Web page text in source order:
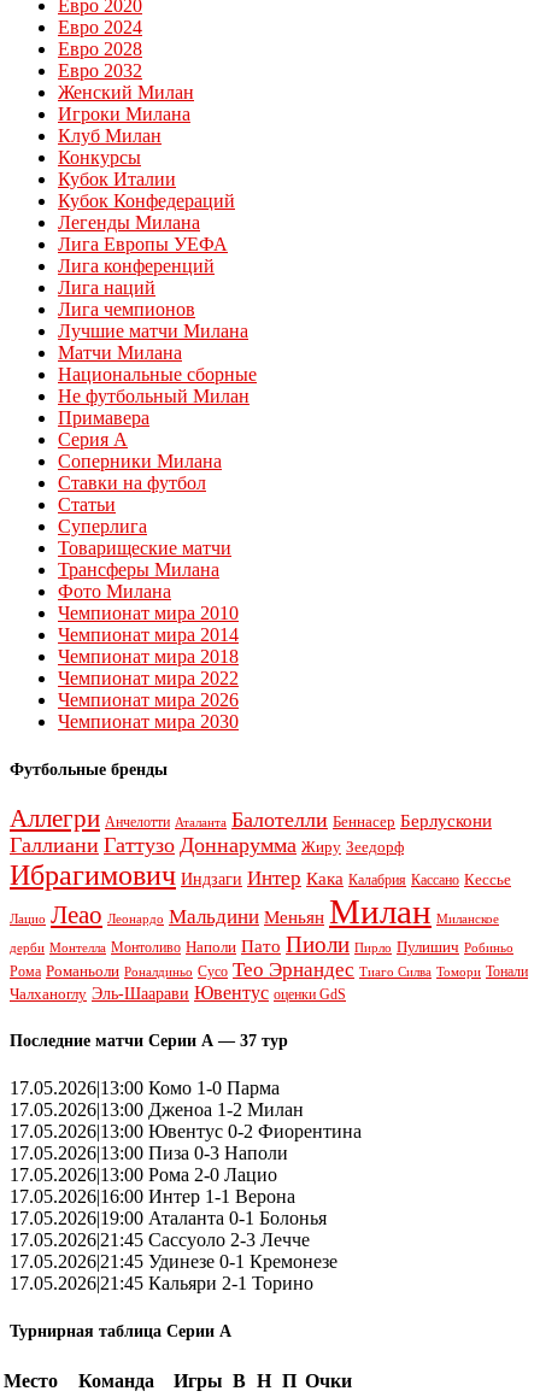
Евро 2020
Евро 2024
Евро 2028
Евро 2032
Женский Милан
Игроки Милана
Клуб Милан
Конкурсы
Кубок Италии
Кубок Конфедераций
Легенды Милана
Лига Европы УЕФА
Лига конференций
Лига наций
Лига чемпионов
Лучшие матчи Милана
Матчи Милана
Национальные сборные
Не футбольный Милан
Примавера
Серия А
Соперники Милана
Ставки на футбол
Статьи
Суперлига
Товарищеские матчи
Трансферы Милана
Фото Милана
Чемпионат мира 2010
Чемпионат мира 2014
Чемпионат мира 2018
Чемпионат мира 2022
Чемпионат мира 2026
Чемпионат мира 2030
Футбольные бренды
Аллегри Анчелотти Аталанта Балотелли Беннасер Берлускони
Галлиани Гаттузо Доннарумма Жиру Зеедорф
Ибрагимович Индзаги Интер Кака Калабрия Кассано Кессье
Лацио Леао Леонардо Мальдини Меньян Милан Миланское
дерби Монтелла Монтоливо Наполи Пато Пиоли Пирло Пулишич Робиньо
Рома Романьоли Роналдиньо Сусо Тео Эрнандес Тиаго Силва Томори Тонали
Чалханоглу Эль-Шаарави Ювентус оценки GdS
Последние матчи Серии А — 37 тур
17.05.2026|13:00 Комо 1-0 Парма
17.05.2026|13:00 Дженоа 1-2 Милан
17.05.2026|13:00 Ювентус 0-2 Фиорентина
17.05.2026|13:00 Пиза 0-3 Наполи
17.05.2026|13:00 Рома 2-0 Лацио
17.05.2026|16:00 Интер 1-1 Верона
17.05.2026|19:00 Аталанта 0-1 Болонья
17.05.2026|21:45 Сассуоло 2-3 Лечче
17.05.2026|21:45 Удинезе 0-1 Кремонезе
17.05.2026|21:45 Кальяри 2-1 Торино
Турнирная таблица Серии А
Место Команда Игры В Н П Очки